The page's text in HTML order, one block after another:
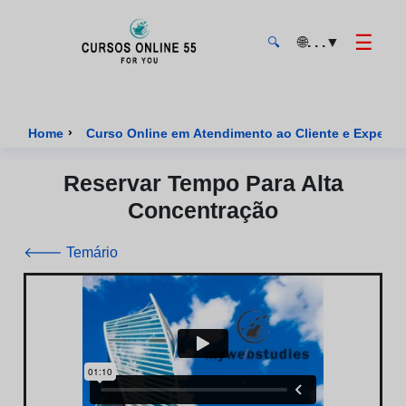
🔍 🌐. . .▼ ☰
Home › Curso Online em Atendimento ao Cliente e
Reservar Tempo Para Alta
Concentração
🡐 Temário